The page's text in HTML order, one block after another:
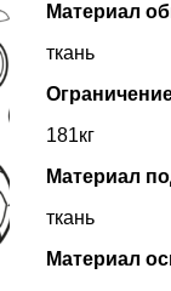
Материал
ткань
181кг
Материал
ткань
Материал